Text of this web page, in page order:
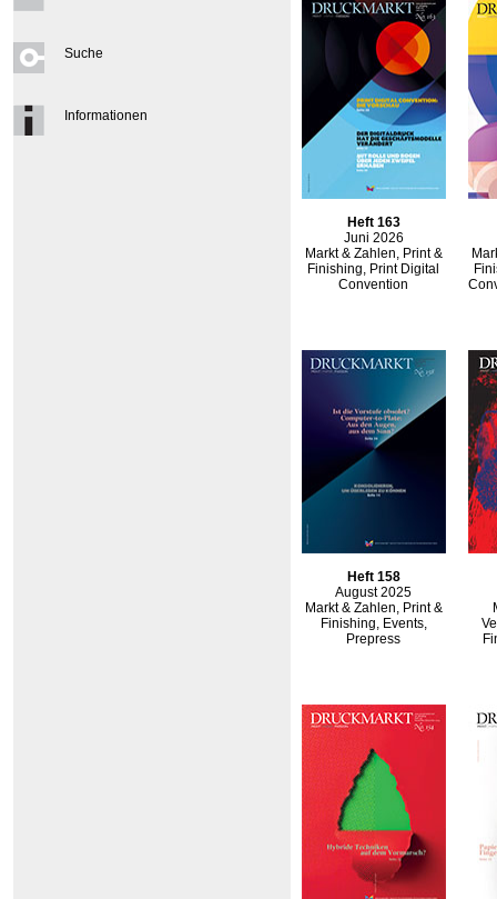
Suche
Informationen
Heft 163
Juni 2026
Markt & Zahlen, Print &
Finishing, Print Digital
Convention
Heft 158
August 2025
Markt & Zahlen, Print &
Finishing, Events,
Prepress